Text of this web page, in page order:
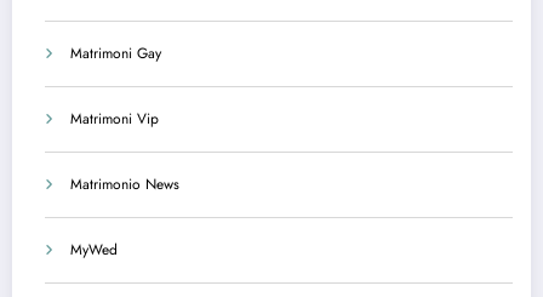
Matrimoni Gay
Matrimoni Vip
Matrimonio News
MyWed